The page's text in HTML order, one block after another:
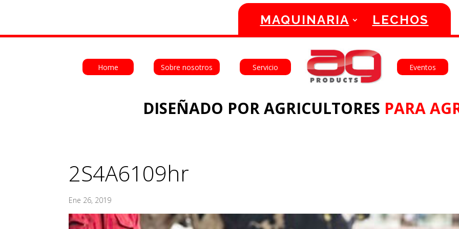
English
Home Sobre nosotros Servicio Eventos
DISEÑADO POR AGRICULTORES PARA
MAQUINARIA LECHOS
2S4A6109hr
Ene 26, 2019